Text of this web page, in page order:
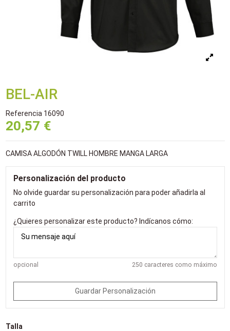
BEL-AIR
Referencia 16090
20,57 €
CAMISA ALGODÓN TWILL HOMBRE MANGA LARGA
Personalización del producto
No olvide guardar su personalización para poder añadirla al
carrito
¿Quieres personalizar este producto? Indícanos cómo:
opcional 250 caracteres como máximo
Guardar Personalización
Talla